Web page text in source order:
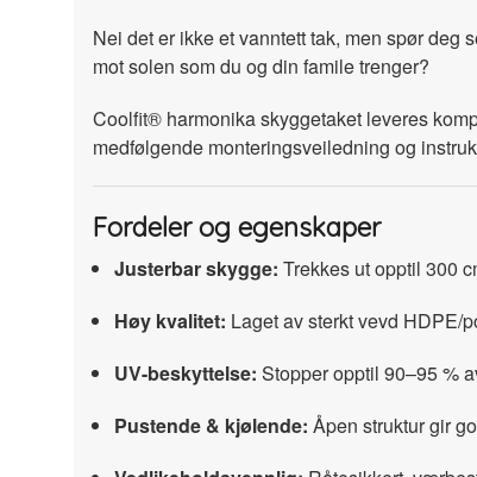
Nei det er ikke et vanntett tak, men spør deg
mot solen som du og din famile trenger?
Coolfit® harmonika skyggetaket leveres
medfølgende monteringsveiledning og
Fordeler og egenskaper
Justerbar skygge: Trekkes ut opptil 300
Høy kvalitet: Laget av sterkt vevd HDPE/
UV-beskyttelse: Stopper opptil 90–95 %
Pustende & kjølende: Åpen struktur gir